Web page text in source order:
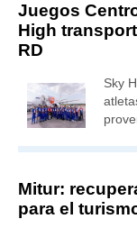
Juegos
High
RD
Sky
Mitur:
para el